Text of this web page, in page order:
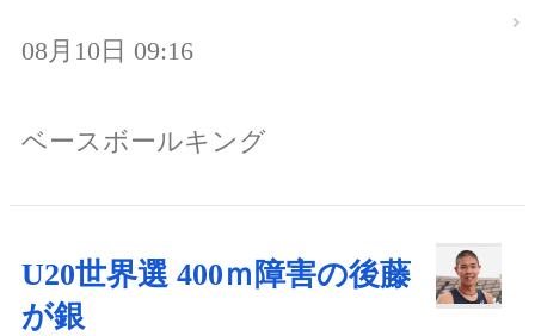
08月10日 09:16
ベースボールキング
U20世界選 400ｍ障害の後藤
が銀